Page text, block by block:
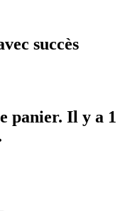
succès
panier. Il y a 1